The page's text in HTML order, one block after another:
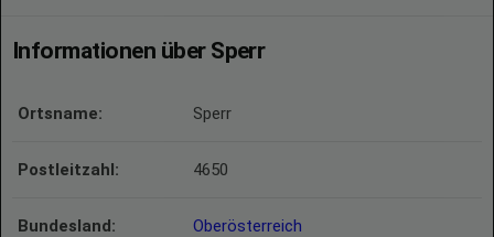
Informationen über Sperr
Ortsname: Sperr
Postleitzahl: 4650
Bundesland: Oberösterreich